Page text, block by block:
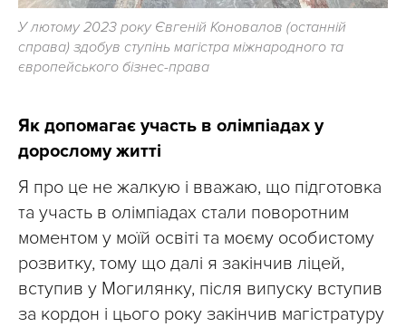
У лютому 2023 року Євгеній Коновалов (останній
справа) здобув ступінь магістра міжнародного та
європейського бізнес-права
Як допомагає участь в олімпіадах у
дорослому житті
Я про це не жалкую і вважаю, що підготовка
та участь в олімпіадах стали поворотним
моментом у моїй освіті та моєму особистому
розвитку, тому що далі я закінчив ліцей,
вступив у Могилянку, після випуску вступив
за кордон і цього року закінчив магістратуру